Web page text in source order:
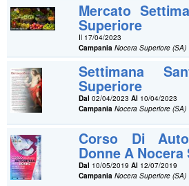
Mercato
Superiore
Il 17/04/2023
Campania Nocera Superiore (SA)
Settimana
Superiore
Dal 02/04/2023Al 10/04/2023
Campania Nocera Superiore (SA)
Corso Di
Donne A
Dal 10/05/2019Al 12/07/2019
Campania Nocera Superiore (SA)